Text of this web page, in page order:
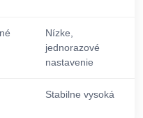
Nízke,
jednorazové
nastavenie
Stabilne vysoká